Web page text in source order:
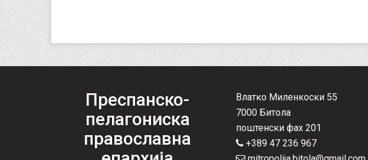
Преспанско-
пелагониска
православна
Влатко Миленкоски 55
7000 Битола
поштенски фах 201
+389 47 236 967